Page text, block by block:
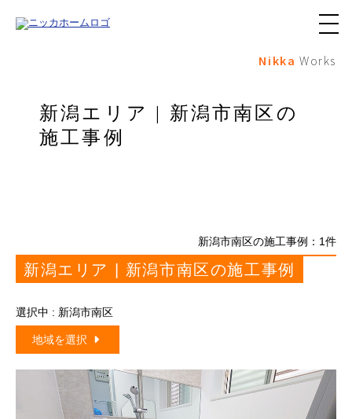
メ
ュ
Nikka Works
新潟エリア | 新潟市南区の
施工事例
新潟市南区の施工事例： 1件
新潟エリア | 新潟市南区の施工事例
選択中 : 新潟市南区
地域を選択